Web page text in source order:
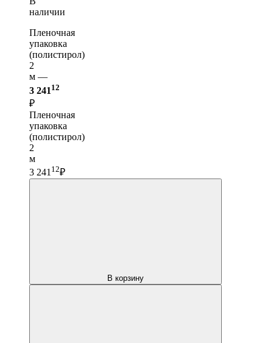
наличии
Пленочная
упаковка
(полистирол)
2
м —
3 241 12
₽
Пленочная
упаковка
(полистирол)
2
м
3 241 12₽
В корзину